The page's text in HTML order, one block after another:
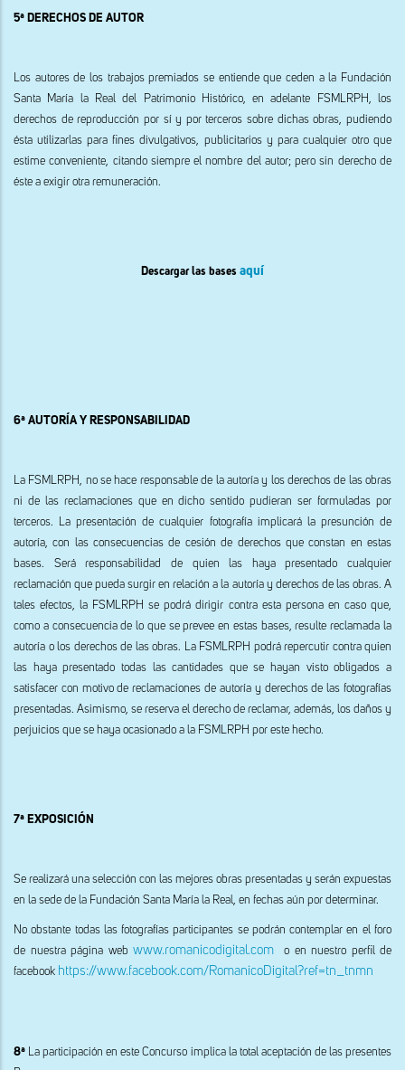
5ª DERECHOS DE AUTOR
Los autores de los trabajos premiados se entiende que ceden a la Fundación
Santa María la Real del Patrimonio Histórico, en adelante FSMLRPH, los
derechos de reproducción por sí y por terceros sobre dichas obras, pudiendo
ésta utilizarlas para fines divulgativos, publicitarios y para cualquier otro que
estime conveniente, citando siempre el nombre del autor; pero sin derecho de
éste a exigir otra remuneración.
Descargar las bases aquí
6ª AUTORÍA Y RESPONSABILIDAD
La FSMLRPH, no se hace responsable de la autoría y los derechos de las obras
ni de las reclamaciones que en dicho sentido pudieran ser formuladas por
terceros. La presentación de cualquier fotografía implicará la presunción de
autoría, con las consecuencias de cesión de derechos que constan en estas
bases. Será responsabilidad de quien las haya presentado cualquier
reclamación que pueda surgir en relación a la autoría y derechos de las obras. A
tales efectos, la FSMLRPH se podrá dirigir contra esta persona en caso que,
como a consecuencia de lo que se prevee en estas bases, resulte reclamada la
autoría o los derechos de las obras. La FSMLRPH podrá repercutir contra quien
las haya presentado todas las cantidades que se hayan visto obligados a
satisfacer con motivo de reclamaciones de autoría y derechos de las fotografías
presentadas. Asimismo, se reserva el derecho de reclamar, además, los daños y
perjuicios que se haya ocasionado a la FSMLRPH por este hecho.
7ª EXPOSICIÓN
Se realizará una selección con las mejores obras presentadas y serán expuestas
en la sede de la Fundación Santa María la Real, en fechas aún por determinar.
No obstante todas las fotografías participantes se podrán contemplar en el foro
de nuestra página web www.romanicodigital.com o en nuestro perfil de
facebook https://www.facebook.com/RomanicoDigital?ref=tn_tnmn
8ª La participación en este Concurso implica la total aceptación de las presentes